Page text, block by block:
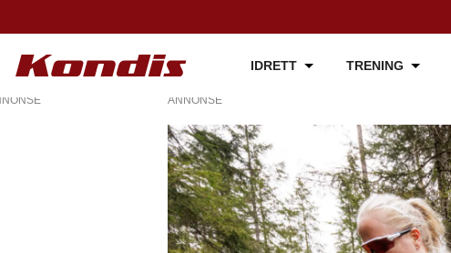
IDRETT TRENING
ANNONSE